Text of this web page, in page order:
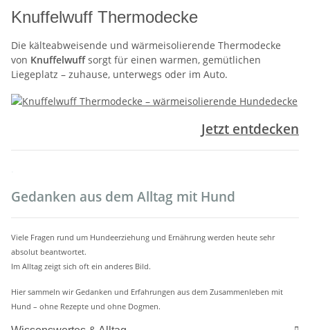
Knuffelwuff Thermodecke
Die kälteabweisende und wärmeisolierende Thermodecke
von Knuffelwuffsorgt für einen warmen, gemütlichen
Liegeplatz – zuhause, unterwegs oder im Auto.
Jetzt entdecken
Gedanken aus dem Alltag mit Hund
Viele Fragen rund um Hundeerziehung und Ernährung werden heute sehr
absolut beantwortet.
Im Alltag zeigt sich oft ein anderes Bild.
Hier sammeln wir Gedanken und Erfahrungen aus dem Zusammenleben mit
Hund – ohne Rezepte und ohne Dogmen.